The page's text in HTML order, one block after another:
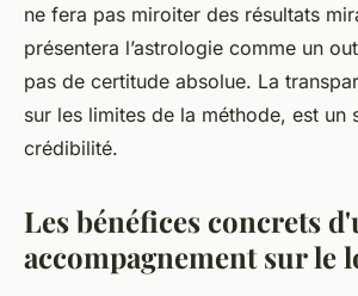
ne fera pas miroiter des résultats
présentera l’astrologie comme un
pas de certitude absolue. La
sur les limites de la méthode, est un
crédibilité.
Les bénéfices concrets
accompagnement sur le